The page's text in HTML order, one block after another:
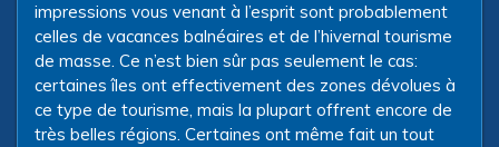
impressions vous venant à l’esprit sont probablement
celles de vacances balnéaires et de l’hivernal tourisme
de masse. Ce n’est bien sûr pas seulement le cas:
certaines îles ont effectivement des zones dévolues à
ce type de tourisme, mais la plupart offrent encore de
très belles régions. Certaines ont même fait un tout